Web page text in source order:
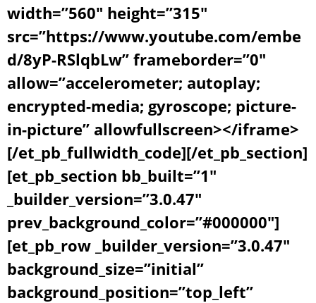
width=”560″ height=”315″
src=”https://www.youtube.com/embe
d/8yP-RSlqbLw” frameborder=”0″
allow=”accelerometer; autoplay;
encrypted-media; gyroscope; picture-
in-picture” allowfullscreen></iframe>
[/et_pb_fullwidth_code][/et_pb_section]
[et_pb_section bb_built=”1″
_builder_version=”3.0.47″
prev_background_color=”#000000″]
[et_pb_row _builder_version=”3.0.47″
background_size=”initial”
background_position=”top_left”